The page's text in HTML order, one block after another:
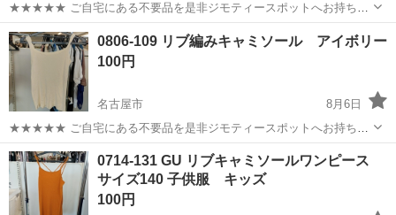
★★★★★ ご自宅にある不要品を是非ジモティースポットへお持ち込
みしませんか？ 家電、趣味・スポーツ・レジャー用品、こども用品、
衣料服飾品、生活雑貨、家具、本、CD・DVDなどが無料でまとめて持
ち込めます！ ※詳細はこ...
愛知 名古屋市 カットソー CORONET
0806-109 リブ編みキャミソール アイボリー
100円
名古屋市
8月6日
★★★★★ ご自宅にある不要品を是非ジモティースポットへお持ち込
みしませんか？ 家電、趣味・スポーツ・レジャー用品、こども用品、
衣料服飾品、生活雑貨、家具、本、CD・DVDなどが無料でまとめて持
ち込めます！ ※詳細はこ...
愛知 名古屋市 カットソー キャミソール
0714-131 GU リブキャミソールワンピース
サイズ140 子供服 キッズ
100円